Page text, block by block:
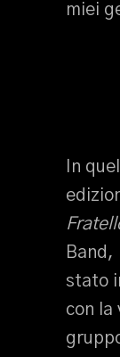
miei
In
Band,
stato
con la